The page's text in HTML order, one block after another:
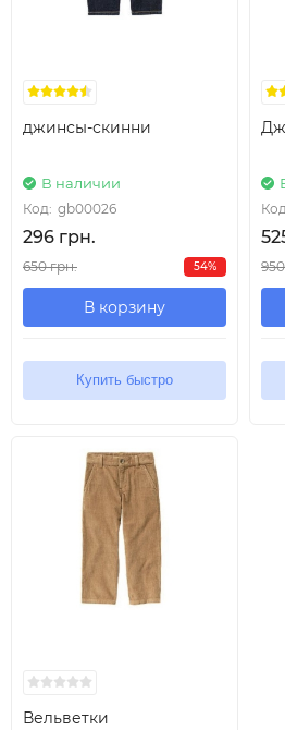
джинсы-скинни
В наличии
Код: gb00026
296 грн.
650 грн. 54%
В корзину
Купить быстро
Вельветки